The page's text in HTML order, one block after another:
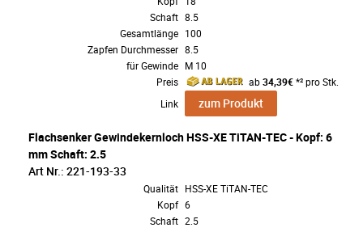
Schaft 8.5
Gesamtlänge 100
Zapfen Durchmesser 8.5
für Gewinde M 10
Preis
ab34,39€*² pro Stk.
Link
zum Produkt
Flachsenker Gewindekernloch HSS-XE TiTAN-TEC - Kopf: 6
mm Schaft: 2.5
Art Nr.: 221-193-33
Qualität HSS-XE TiTAN-TEC
Kopf 6
Schaft 2.5